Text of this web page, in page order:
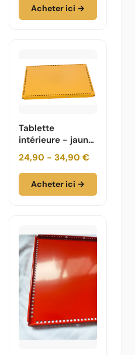
Acheter ici →
Tablette
intérieure - jaune
doré RAL 1004
24,90 - 34,90 €
Acheter ici →